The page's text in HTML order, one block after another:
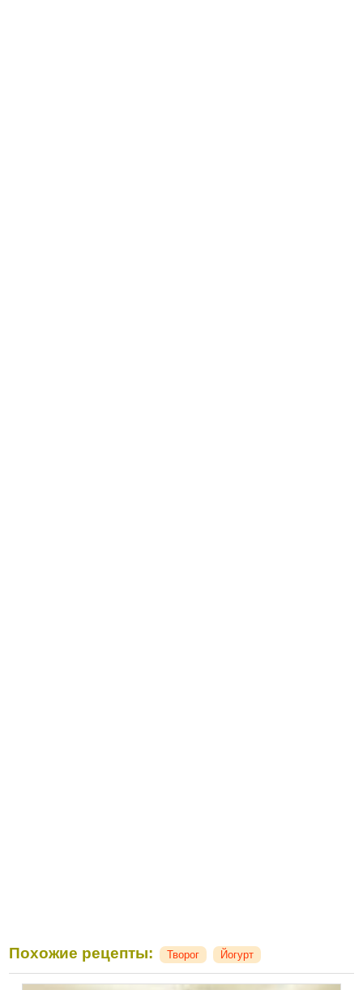
Похожие рецепты: Творог Йогурт